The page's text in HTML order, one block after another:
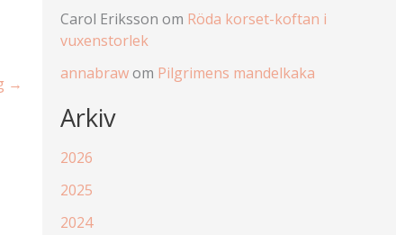
→
Carol Eriksson om Röda korset-koftan i
vuxenstorlek
annabrawom Pilgrimens mandelkaka
Arkiv
2026
2025
2024